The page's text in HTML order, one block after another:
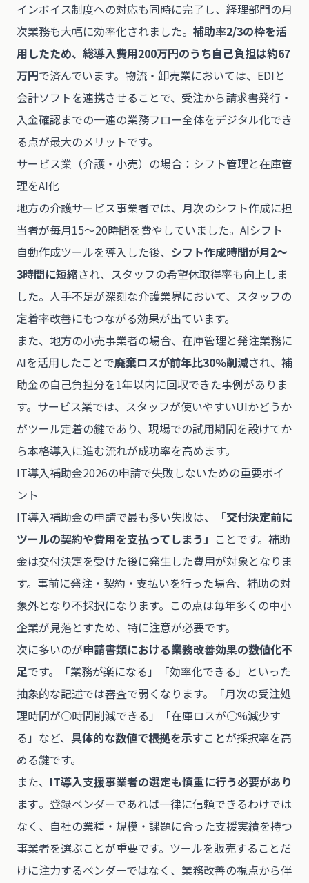
インボイス制度への対応も同時に完了し、経理部門の月
次業務も大幅に効率化されました。 補助率2/3の枠を活
用したため、総導入費用200万円のうち自己負担は約67
万円で済んでいます。物流・卸売業においては、EDIと
会計ソフトを連携させることで、受注から請求書発行・
入金確認までの一連の業務フロー全体をデジタル化でき
る点が最大のメリットです。
サービス業（介護・小売）の場合：シフト管理と在庫管
理をAI化
地方の介護サービス事業者では、月次のシフト作成に担
当者が毎月15〜20時間を費やしていました。AIシフト
自動作成ツールを導入した後、 シフト作成時間が月2〜
3時間に短縮され、スタッフの希望休取得率も向上しま
した。人手不足が深刻な介護業界において、スタッフの
定着率改善にもつながる効果が出ています。
また、地方の小売事業者の場合、在庫管理と発注業務に
AIを活用したことで廃棄ロスが前年比30%削減され、補
助金の自己負担分を1年以内に回収できた事例がありま
す。サービス業では、スタッフが使いやすいUIかどうか
がツール定着の鍵であり、現場での試用期間を設けてか
ら本格導入に進む流れが成功率を高めます。
IT導入補助金2026の申請で失敗しないための重要ポイ
ント
IT導入補助金の申請で最も多い失敗は、
「交付決定前に
ツールの契約や費用を支払ってしまう」 ことです。補助
金は交付決定を受けた後に発生した費用が対象となりま
す。事前に発注・契約・支払いを行った場合、補助の対
象外となり不採択になります。この点は毎年多くの中小
企業が見落とすため、特に注意が必要です。
次に多いのが申請書類における業務改善効果の数値化不
足です。「業務が楽になる」「効率化できる」といった
抽象的な記述では審査で弱くなります。「月次の受注処
理時間が○時間削減できる」「在庫ロスが○%減少す
る」など、 具体的な数値で根拠を示すことが採択率を高
める鍵です。
また、 IT導入支援事業者の選定も慎重に行う必要があり
ます。登録ベンダーであれば一律に信頼できるわけでは
なく、自社の業種・規模・課題に合った支援実績を持つ
事業者を選ぶことが重要です。ツールを販売することだ
けに注力するベンダーではなく、業務改善の視点から伴